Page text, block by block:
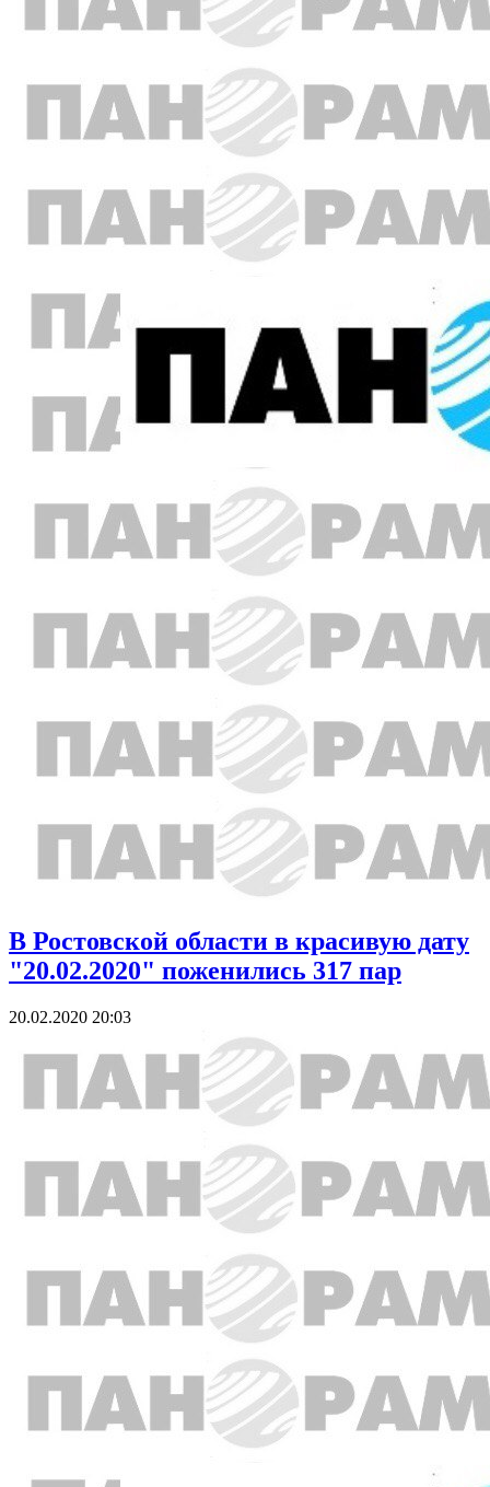
В Ростовской области в красивую дату
"20.02.2020" поженились 317 пар
20.02.2020 20:03